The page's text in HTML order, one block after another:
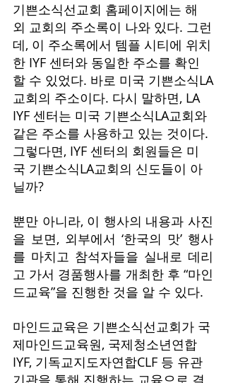
기쁜소식선교회 홈페이지에는 해
외 교회의 주소록이 나와 있다. 그런
데, 이 주소록에서 템플 시티에 위치
한 IYF 센터와 동일한 주소를 확인
할 수 있었다. 바로 미국 기쁜소식LA
교회의 주소이다. 다시 말하면, LA
IYF 센터는 미국 기쁜소식LA교회와
같은 주소를 사용하고 있는 것이다.
그렇다면, IYF 센터의 회원들은 미
국 기쁜소식LA교회의 신도들이 아
닐까?
뿐만 아니라, 이 행사의 내용과 사진
을 보면, 외부에서 ‘한국의 맛’ 행사
를 마치고 참석자들을 실내로 데리
고 가서 경품행사를 개최한 후 “마인
드교육”을 진행한 것을 알 수 있다.
마인드교육은 기쁜소식선교회가 국
제마인드교육원, 국제청소년연합
IYF, 기독교지도자연합CLF 등 유관
기관을 통해 진행하는 교육으로 결